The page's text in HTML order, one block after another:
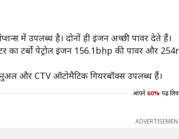
में उपलब्ध है। दोनों ही इंजन अच्छी पावर देते हैं।
का टर्बो पेट्रोल इंजन 156.1bhp की पावर और
और CTV ऑटोमैटिक गियरबॉक्स उपलब्ध हैं।
आपने 60% पढ़